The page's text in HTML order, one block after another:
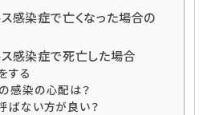
感染症で亡くなった場合の
感染症で死亡した場合
する
感染の心配は？
ばない方が良い？